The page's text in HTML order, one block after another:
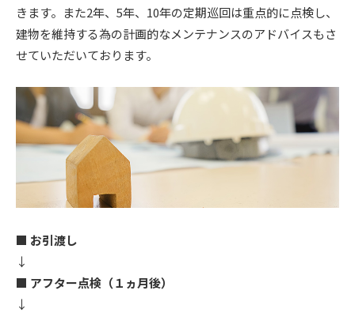
きます。また2年、5年、10年の定期巡回は重点的に点検し、
建物を維持する為の計画的なメンテナンスのアドバイスもさ
せていただいております。
■ お引渡し
↓
■ アフター点検（１ヵ月後）
↓